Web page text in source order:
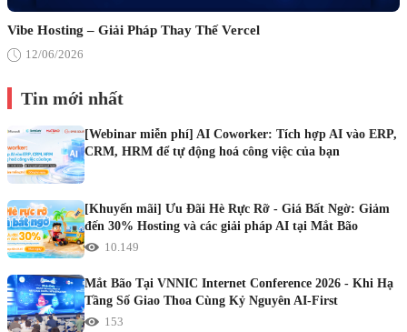
Vibe Hosting – Giải Pháp Thay Thế Vercel
12/06/2026
Tin mới nhất
[Webinar miễn phí] AI Coworker: Tích hợp AI vào ERP,
CRM, HRM để tự động hoá công việc của bạn
[Khuyến mãi] Ưu Đãi Hè Rực Rỡ - Giá Bất Ngờ: Giảm
đến 30% Hosting và các giải pháp AI tại Mắt Bão
10.149
Mắt Bão Tại VNNIC Internet Conference 2026 - Khi Hạ
Tầng Số Giao Thoa Cùng Kỷ Nguyên AI-First
153